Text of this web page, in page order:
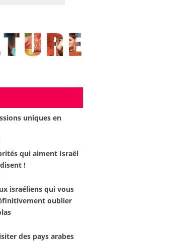
uniques en
qui aiment Israël
!
israéliens qui vous
oublier
des pays arabes